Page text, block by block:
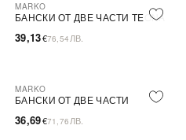
MARKO
БАНСКИ ОТ ДВЕ ЧАСТИ TEONA
39,13€76,54 ЛВ.
MARKO
БАНСКИ ОТ ДВЕ ЧАСТИ
36,69€71,76 ЛВ.